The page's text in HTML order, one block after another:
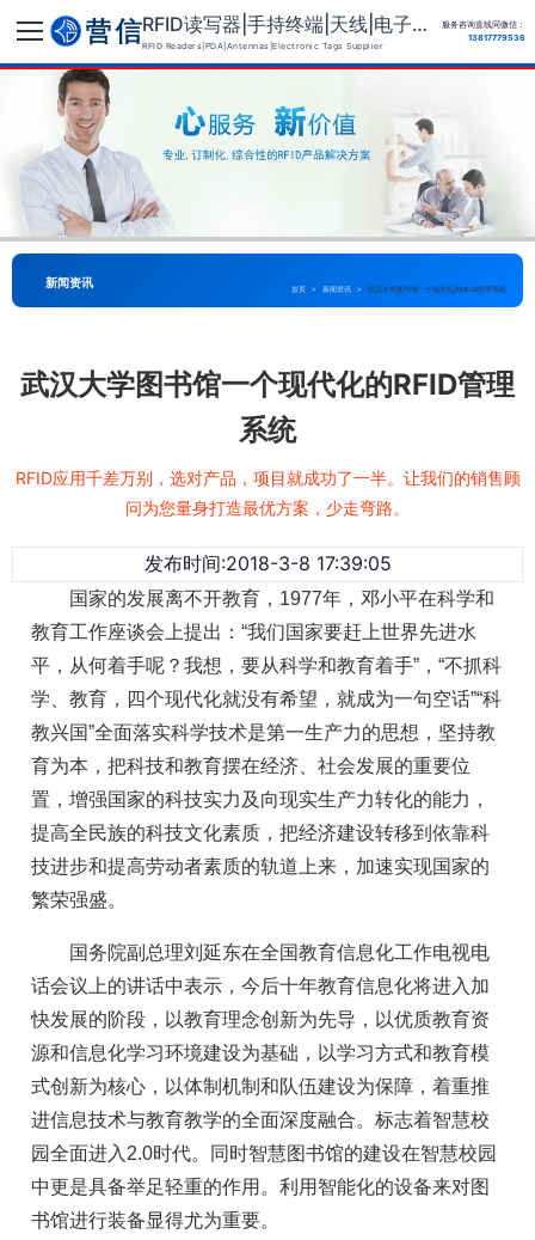
RFID读写器|手持终端|天线|电子标签供应商
RFID Readers|PDA|Antennas|Electronic Tags Supplier
服务咨询直线同微信：
13817779536
新闻资讯 首页 > 新闻资讯 > 武汉大学图书馆一个现代化的RFID管理系统
武汉大学图书馆一个现代化的RFID管理
系统
RFID应用千差万别，选对产品，项目就成功了一半。让我们的销售顾
问为您量身打造最优方案，少走弯路。
发布时间:2018-3-8 17:39:05
国家的发展离不开教育，1977年，邓小平在科学和
教育工作座谈会上提出：“我们国家要赶上世界先进水
平，从何着手呢？我想，要从科学和教育着手”，“不抓科
学、教育，四个现代化就没有希望，就成为一句空话”“科
教兴国”全面落实科学技术是第一生产力的思想，坚持教
育为本，把科技和教育摆在经济、社会发展的重要位
置，增强国家的科技实力及向现实生产力转化的能力，
提高全民族的科技文化素质，把经济建设转移到依靠科
技进步和提高劳动者素质的轨道上来，加速实现国家的
繁荣强盛。
国务院副总理刘延东在全国教育信息化工作电视电
话会议上的讲话中表示，今后十年教育信息化将进入加
快发展的阶段，以教育理念创新为先导，以优质教育资
源和信息化学习环境建设为基础，以学习方式和教育模
式创新为核心，以体制机制和队伍建设为保障，着重推
进信息技术与教育教学的全面深度融合。标志着智慧校
园全面进入2.0时代。同时智慧图书馆的建设在智慧校园
中更是具备举足轻重的作用。利用智能化的设备来对图
书馆进行装备显得尤为重要。